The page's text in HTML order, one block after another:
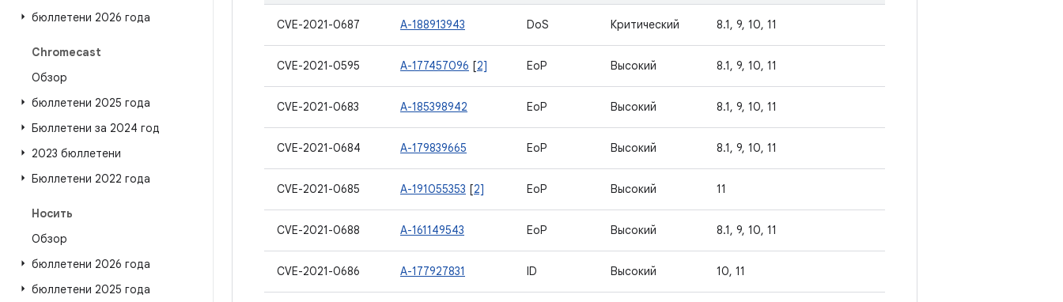
бюллетени 2026 года
Chromecast
Обзор
бюллетени 2025 года
Бюллетени за 2024 год
2023 бюллетени
Бюллетени 2022 года
Носить
Обзор
бюллетени 2026 года
бюллетени 2025 года
CVE-2021-0687 A-188913943 DoS Критический 8.1, 9, 10, 11
CVE-2021-0595 A-177457096 [2] EoP Высокий 8.1, 9, 10, 11
CVE-2021-0683 A-185398942 EoP Высокий 8.1, 9, 10, 11
CVE-2021-0684 A-179839665 EoP Высокий 8.1, 9, 10, 11
CVE-2021-0685 A-191055353 [2] EoP Высокий 11
CVE-2021-0688 A-161149543 EoP Высокий 8.1, 9, 10, 11
CVE-2021-0686 A-177927831 ID Высокий 10, 11